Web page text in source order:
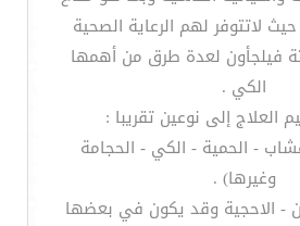
لاتتوفر لهم الرعاية الصحية
فيلجأون لعدة طرق من أهمها
الكي .
العلاج إلى نوعين تقريبا :
- الحمية - الكي - الحجامة
وغيرها) .
- الاحجية وقد يكون في بعضها